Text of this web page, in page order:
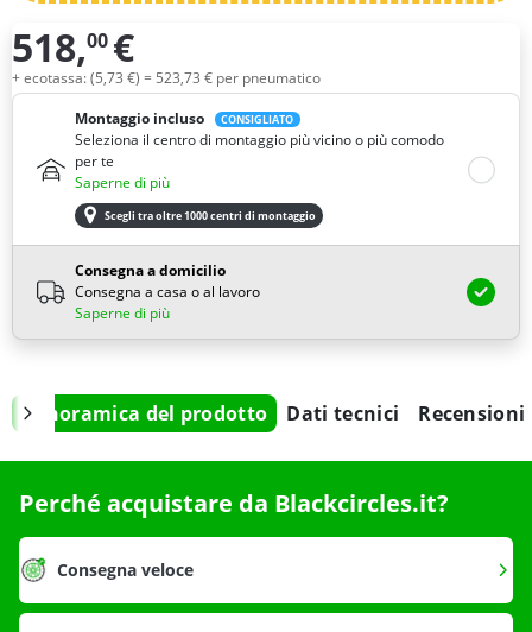
Quantità
518,00 €
+ ecotassa: (5,73 €) = 523,73 € per pneumatico
Montaggio incluso
CONSIGLIATO
Seleziona il centro di montaggio più vicino o più comodo
per te
Saperne di più
Scegli tra oltre 1000 centri di montaggio
Consegna a domicilio
Consegna a casa o al lavoro
Saperne di più
Panoramica del prodotto Dati tecnici Recensioni
Perché acquistare da Blackcircles.it?
Consegna veloce